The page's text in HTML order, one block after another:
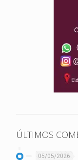
ÚLTIMOS
05/05/2026